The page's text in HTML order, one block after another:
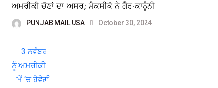
ਅਮਰੀਕੀ ਚੋਣਾਂ ਦਾ ਅਸਰ; ਮੈਕਸੀਕੋ ਨੇ ਗੈਰ-ਕਾਨੂੰਨੀ
PUNJAB MAIL USA October 30, 2024